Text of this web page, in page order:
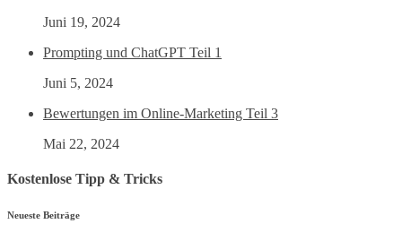
Juni 19, 2024
Prompting und ChatGPT Teil 1
Juni 5, 2024
Bewertungen im Online-Marketing Teil 3
Mai 22, 2024
Kostenlose Tipp & Tricks
Neueste Beiträge